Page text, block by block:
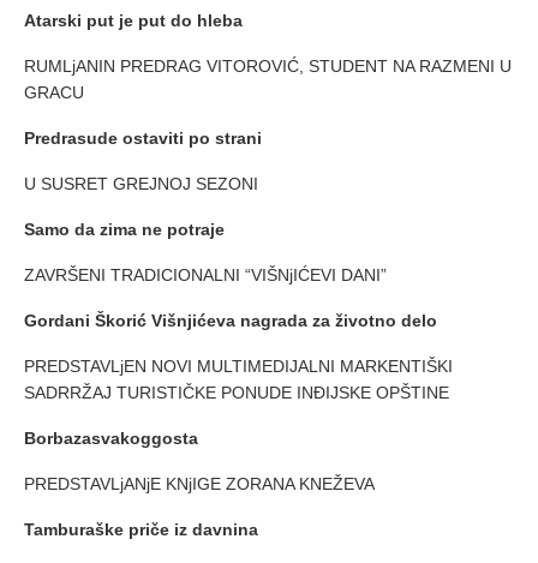
Atarski put je put do hleba
RUMLjANIN PREDRAG VITOROVIĆ, STUDENT NA RAZMENI U
GRACU
Predrasude ostaviti po strani
U SUSRET GREJNOJ SEZONI
Samo da zima ne potraje
ZAVRŠENI TRADICIONALNI “VIŠNjIĆEVI DANI”
Gordani Škorić Višnjićeva nagrada za životno delo
PREDSTAVLjEN NOVI MULTIMEDIJALNI MARKENTIŠKI
SADRRŽAJ TURISTIČKE PONUDE INĐIJSKE OPŠTINE
Borbazasvakoggosta
PREDSTAVLjANjE KNjIGE ZORANA KNEŽEVA
Tamburaške priče iz davnina